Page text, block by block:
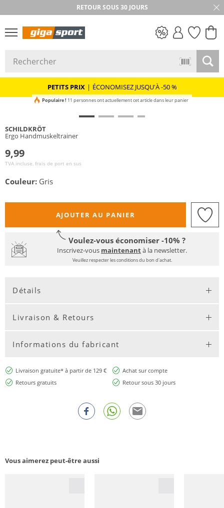
RETOUR SOUS 30 JOURS
PETITS PRIX | ÉCONOMISEZ JUSQU'À -50 %
Populaire ! 11 personnes ont actuellement cet article dans leur panier
SCHILDKRÖT
Ergo Handmuskeltrainer
9,99
TVA incluse, frais de port en sus
Couleur: Gris
AJOUTER AU PANIER
Voulez-vous économiser -10% ?
Inscrivez-vous maintenantà la newsletter.
Veuillez respecter les conditions du bon d'achat.
Détails
Livraison & Retours
Informations du fabricant
Livraison gratuite* à partir de 129 €
Achat sur compte
Retours gratuits
Retour sous 30 jours
Vous aimerez peut-être aussi